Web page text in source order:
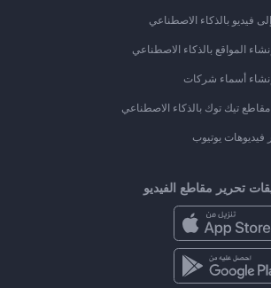
فيديو بالذكاء الاصطناعي
المواقع بالذكاء الاصطناعي
إنشاء أسماء شركات
تيك توك بالذكاء الاصطناعي
فيديوهات يوتيوب
تحرير مقاطع الفيديو